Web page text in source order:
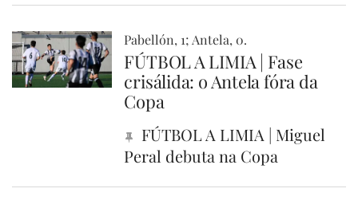
Pabellón, 1; Antela, 0.
FÚTBOL A LIMIA | Fase
crisálida: o Antela fóra da
Copa
FÚTBOL A LIMIA | Miguel
Peral debuta na Copa